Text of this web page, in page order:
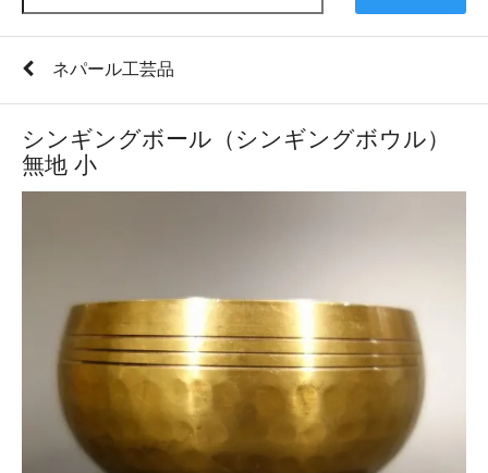
ネパール工芸品
シンギングボール（シンギングボウル）
無地 小